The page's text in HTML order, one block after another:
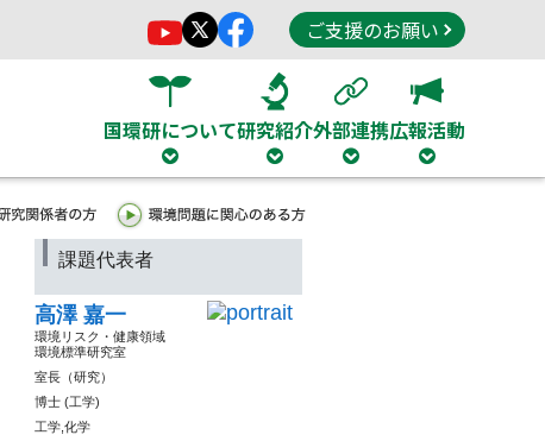
ご支援のお願い
国環研について研究紹介外部連携広報活動
課題代表者
高澤 嘉一
環境リスク・健康領域
環境標準研究室
室長（研究）
博士 (工学)
工学,化学